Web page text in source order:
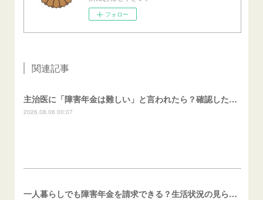
フォロー
関連記事
主治医に「障害年金は難しい」と言われたら？確認したいこと
2026.08.06 00:07
一人暮らしでも障害年金を請求できる？生活状況の見られ方